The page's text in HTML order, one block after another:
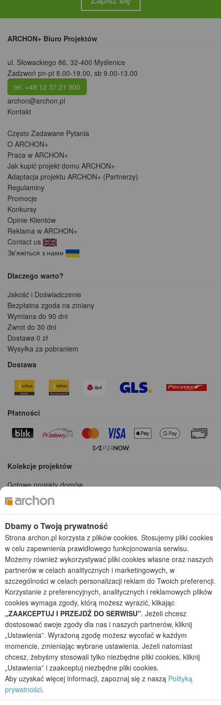
ARCHON+ Biuro Projektów
ul. Słowackiego 86, 32-400 Myślenice
Zadzwoń pn-pt 8.00-19.00, sb 9.00-13.00
tel. +48 12 37 21 900
archon@archon.pl
Kontakt
Często Zadawane Pytania
O ARCHON+
Praca w ARCHON+
Jak kupić projekt domu ARCHON+
Adaptacja projektu ARCHON+ (Partnerzy)
Regulaminy
Promocje
Konkursy
Opinie Klientów
Reklama w ARCHON+
Contact us
Зв'яжіться з нами
Dlaczego warto?
Jakość i Doświadczenie
Bezpłatna zgoda na zmiany
Wymiana do 90 dni
Zwrot do 30 dni
Dostawa 0 zł
Wysyłka za pobraniem
Dostawa
Płatności
Kolekcje projektów
Gotowe projekty domów
Projekty domów tanich w budowie
Projekty domów szeregowych
Projekty małych domów (do 150 m2)
Projekty domów wielorodzinnych
Projekty domów bliźniaczych
Projekty domów nowoczesnych
Projekty domów parterowych
2026 © ARCHON+ Biuro Projektów - Tradycyjne i nowoczesne gotowe
projekty domów - autorska pracownia architektoniczna założona w 1990r.
przez arch. Barbarę Mendel
Z uwagi na ciągłe doskonalenie procesu powstawania projektów (zgodnie z
normą ISO 9001), prezentowane na stronie projekty domów mogą
nieznacznie różnić się od dokumentacji technicznej.
Informujemy, iż w celu optymalizacji treści dostępnych w naszym sklepie,
dostosowania ich do Państwa indywidualnych potrzeb korzystamy z
informacji zapisanych za pomocą plików cookies na urządzeniach
końcowych użytkowników. Pliki cookies użytkownik może kontrolować za
pomocą ustawień swojej przeglądarki internetowej. Dalsze korzystanie z
naszego serwisu internetowego, bez zmiany ustawień przeglądarki
internetowej oznacza, iż użytkownik akceptuje stosowanie plików cookies.
Dbamy o Twoją prywatność
Strona archon.pl korzysta z plików cookies. Stosujemy pliki cookies
w celu zapewnienia prawidłowego funkcjonowania serwisu.
Możemy również wykorzystywać pliki cookies własne oraz naszych
partnerów w celach analitycznych i marketingowych, w
szczególności w celach personalizacji reklam do Twoich preferencji.
Korzystanie z preferencyjnych, analitycznych i reklamowych plików
cookies wymaga zgody, którą możesz wyrazić, klikając
„ZAAKCEPTUJ I PRZEJDŹ DO SERWISU”. Jeżeli chcesz
dostosować swoje zgody dla nas i naszych partnerów, kliknij
„Ustawienia”. Wyrażoną zgodę możesz wycofać w każdym
momencie, zmieniając wybrane ustawienia. Jeżeli natomiast
chcesz, żebyśmy stosowali tylko niezbędne pliki cookies, kliknij
„Ustawienia” i zaakceptuj niezbędne pliki cookies.
Aby uzyskać więcej informacji, zapoznaj się z naszą Polityką
prywatności.